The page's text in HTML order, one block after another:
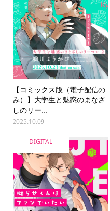
【コミックス版（電子配信の
み）】大学生と魅惑のまなざ
しのリー...
2025.10.09
DIGITAL